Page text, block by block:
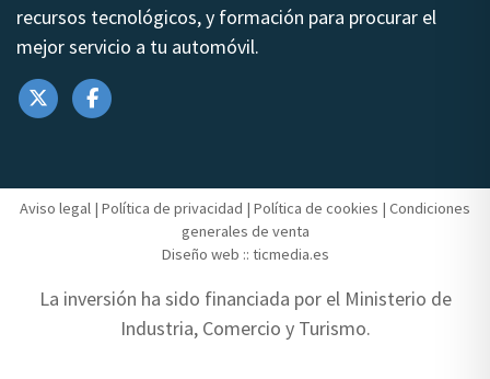
recursos tecnológicos, y formación para procurar el
mejor servicio a tu automóvil.
Aviso legal | Política de privacidad | Política de cookies | Condiciones
generales de venta
Diseño web :: ticmedia.es
La inversión ha sido financiada por el Ministerio de
Industria, Comercio y Turismo.